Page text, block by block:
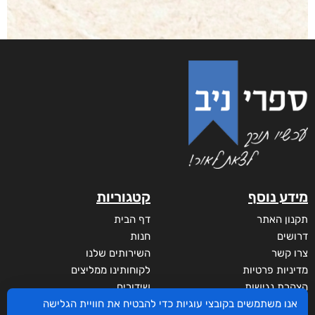
מידע נוסף
תקנון האתר
דרושים
צרו קשר
מדיניות פרטיות
הצהרת נגישות
קטגוריות
דף הבית
חנות
השירותים שלנו
לקוחותינו ממליצים
שידורים
מי אנחנו?
אנו משתמשים בקובצי עוגיות כדי להבטיח את חוויית הגלישה